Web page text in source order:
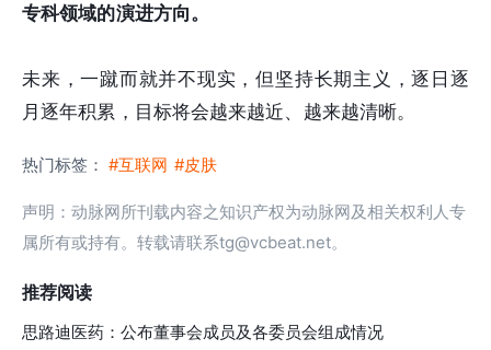
专科领域的演进方向。
未来，一蹴而就并不现实，但坚持长期主义，逐日逐
月逐年积累，目标将会越来越近、越来越清晰。
热门标签： #互联网 #皮肤
声明：动脉网所刊载内容之知识产权为动脉网及相关权利人专
属所有或持有。转载请联系tg@vcbeat.net。
推荐阅读
思路迪医药：公布董事会成员及各委员会组成情况